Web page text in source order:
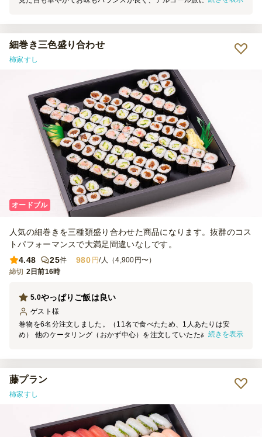
けのお手軽さなのに毎回皆さんに褒められています。
細巻き三色盛り合わせ
柿家すし
オードブル
人気の細巻きを三種類盛り合わせた商品になります。抜群のコス
トパフォーマンスで大満足間違いなしです。
4.48
25件 980 円/人（4,900円〜）
締切 2日前16時
やっぱりご飯は良い
5.0
ゲスト 様
巻物を6名分注文しました。（11名で食べたため、1人あたりは安
め） 他のケータリング（おかず中心）を注文していたため、こちら
続きを表示
藤プラン
柿家すし